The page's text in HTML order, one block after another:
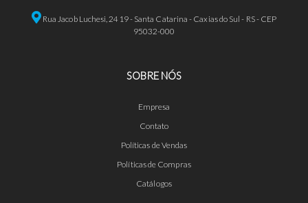
Rua Jacob Luchesi, 2419 - Santa Catarina - Caxias do Sul - RS - CEP
95032-000
SOBRE NÓS
Empresa
Contato
Políticas de Vendas
Políticas de Compras
Catálogos